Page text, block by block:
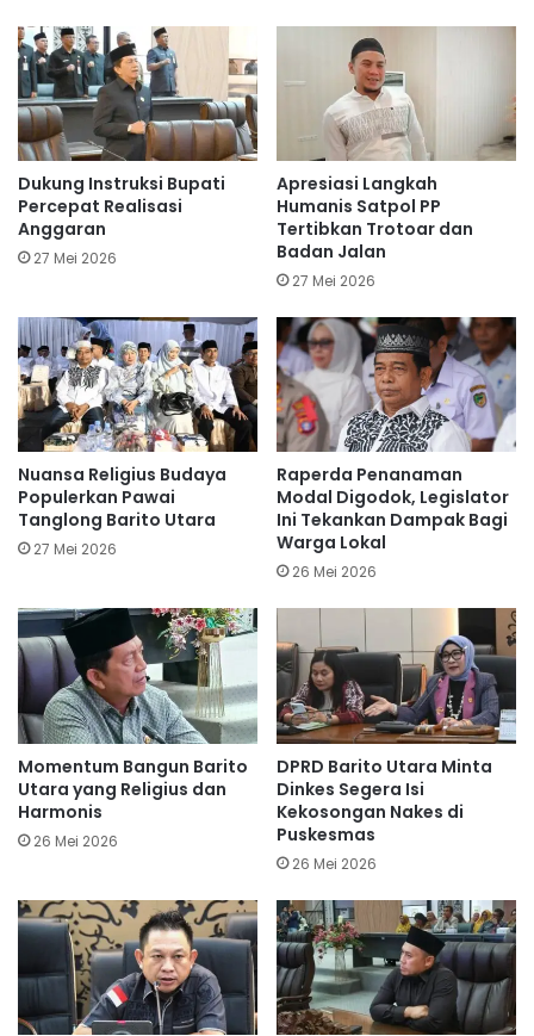
Dukung Instruksi Bupati
Percepat Realisasi
Anggaran
27 Mei 2026
Apresiasi Langkah
Humanis Satpol PP
Tertibkan Trotoar dan
Badan Jalan
27 Mei 2026
Nuansa Religius Budaya
Populerkan Pawai
Tanglong Barito Utara
27 Mei 2026
Raperda Penanaman
Modal Digodok, Legislator
Ini Tekankan Dampak Bagi
Warga Lokal
26 Mei 2026
Momentum Bangun Barito
Utara yang Religius dan
Harmonis
26 Mei 2026
DPRD Barito Utara Minta
Dinkes Segera Isi
Kekosongan Nakes di
Puskesmas
26 Mei 2026